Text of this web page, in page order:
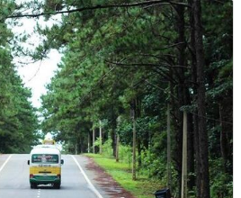
biển Quy Nhơn